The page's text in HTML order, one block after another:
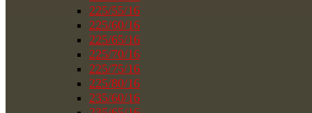
225/55/16
225/60/16
225/65/16
225/70/16
225/75/16
225/80/16
235/60/16